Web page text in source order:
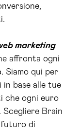
marketing
affronta ogni
. Siamo qui per
in base alle tue
che ogni euro
Brain
futuro di